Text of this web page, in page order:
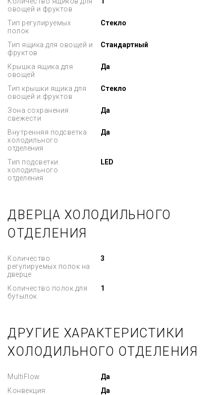
овощей и фруктов
Тип регулируемых
полок
Стекло
Тип ящика для овощей и
фруктов
Стандартный
Крышка ящика для
овощей
Да
Тип крышки ящика для
овощей и фруктов
Стекло
Зона сохранения
свежести
Да
Внутренняя подсветка
холодильного
отделения
Да
Тип подсветки
холодильного
отделения
LED
ДВЕРЦА ХОЛОДИЛЬНОГО
ОТДЕЛЕНИЯ
Количество
регулируемых полок на
дверце
3
Количество полок для
бутылок
1
ДРУГИЕ ХАРАКТЕРИСТИКИ
ХОЛОДИЛЬНОГО ОТДЕЛЕНИЯ
MultiFlow
Да
Конвекция
Да